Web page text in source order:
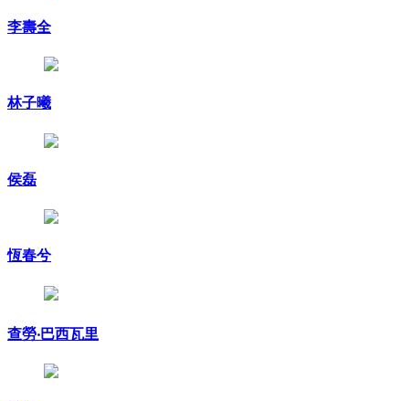
李壽全
林子曦
侯磊
恆春兮
查勞‧巴西瓦里